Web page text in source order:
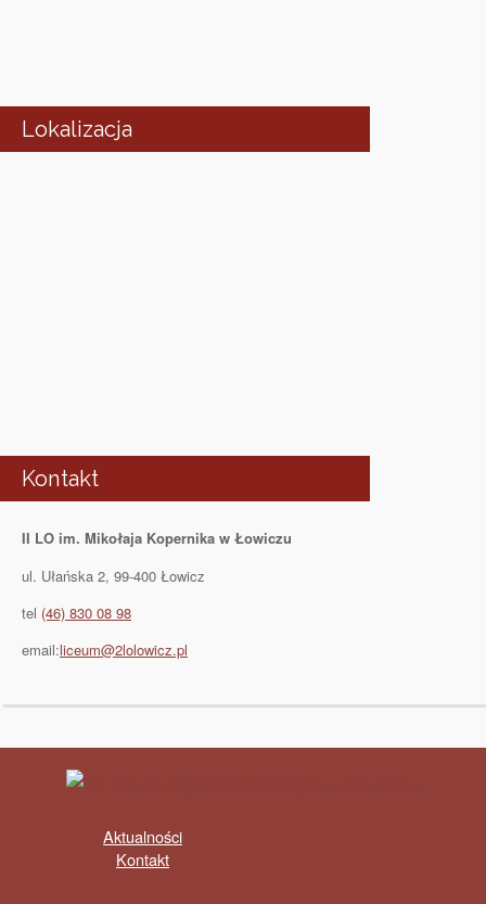
Lokalizacja
Kontakt
II LO im. Mikołaja Kopernika w Łowiczu
ul. Ułańska 2, 99-400 Łowicz
tel (46) 830 08 98
email:liceum@2lolowicz.pl
Aktualności
Kontakt